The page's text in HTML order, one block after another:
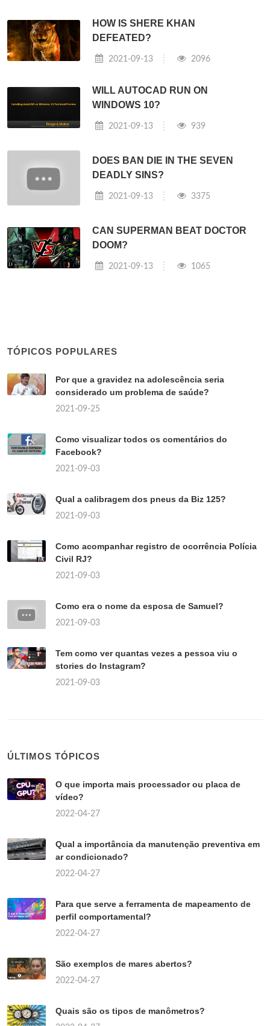
HOW IS SHERE KHAN
DEFEATED?
2021-09-13 2096
WILL AUTOCAD RUN ON
WINDOWS 10?
2021-09-13 939
DOES BAN DIE IN THE SEVEN
DEADLY SINS?
2021-09-13 3375
CAN SUPERMAN BEAT DOCTOR
DOOM?
2021-09-13 1065
TÓPICOS POPULARES
Por que a gravidez na adolescência seria
considerado um problema de saúde?
2021-09-25
Como visualizar todos os comentários do
Facebook?
2021-09-03
Qual a calibragem dos pneus da Biz 125?
2021-09-03
Como acompanhar registro de ocorrência Polícia
Civil RJ?
2021-09-03
Como era o nome da esposa de Samuel?
2021-09-03
Tem como ver quantas vezes a pessoa viu o
stories do Instagram?
2021-09-03
ÚLTIMOS TÓPICOS
O que importa mais processador ou placa de
vídeo?
2022-04-27
Qual a importância da manutenção preventiva em
ar condicionado?
2022-04-27
Para que serve a ferramenta de mapeamento de
perfil comportamental?
2022-04-27
São exemplos de mares abertos?
2022-04-27
Quais são os tipos de manômetros?